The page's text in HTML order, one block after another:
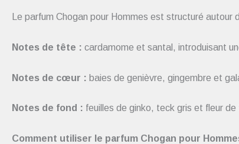
Le parfum Chogan pour Hommes est structuré autour
Notes de tête : cardamome et santal, introduisant
Notes de cœur : baies de genièvre, gingembre et
Notes de fond : feuilles de ginko, teck gris et fleur
Comment utiliser le parfum Chogan pour